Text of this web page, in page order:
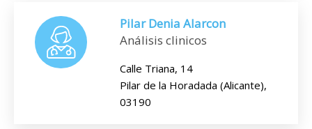
Pilar Denia Alarcon
Análisis clinicos
Calle Triana, 14
Pilar de la Horadada (Alicante),
03190